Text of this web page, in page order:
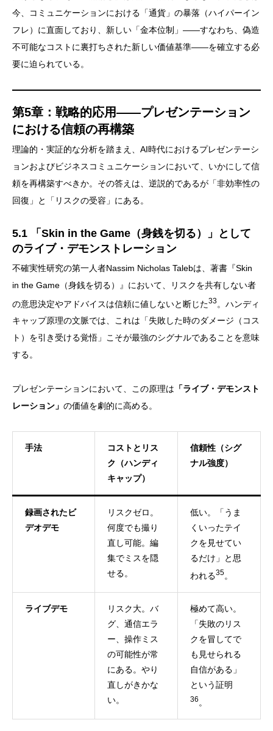
今、コミュニケーションにおける「通貨」の暴落（ハイパーイン
フレ）に直面しており、新しい「金本位制」——すなわち、偽造
不可能なコストに裏打ちされた新しい価値基準——を確立する必
要に迫られている。
第5章：戦略的応用——プレゼンテーション
における信頼の再構築
理論的・実証的な分析を踏まえ、AI時代におけるプレゼンテーシ
ョンおよびビジネスコミュニケーションにおいて、いかにして信
頼を再構築すべきか。その答えは、逆説的であるが「非効率性の
回復」と「リスクの受容」にある。
5.1 「Skin in the Game（身銭を切る）」として
のライブ・デモンストレーション
不確実性研究の第一人者Nassim Nicholas Talebは、著書『Skin
in the Game（身銭を切る）』において、リスクを共有しない者
の意思決定やアドバイスは信頼に値しないと断じた33。ハンディ
キャップ原理の文脈では、これは「失敗した時のダメージ（コス
ト）を引き受ける覚悟」こそが最強のシグナルであることを意味
する。
プレゼンテーションにおいて、この原理は 「ライブ・デモンスト
レーション」 の価値を劇的に高める。
手法
コストとリス
ク（ハンディ
キャップ）
信頼性（シグ
ナル強度）
録画されたビ
デオデモ
リスクゼロ。
何度でも撮り
直し可能。編
集でミスを隠
せる。
低い。「うま
くいったテイ
クを見せてい
るだけ」と思
われる35。
ライブデモ
リスク大。バ
グ、通信エラ
ー、操作ミス
の可能性が常
にある。やり
直しがきかな
い。
極めて高い。
「失敗のリス
クを冒してで
も見せられる
自信がある」
という証明
36 。